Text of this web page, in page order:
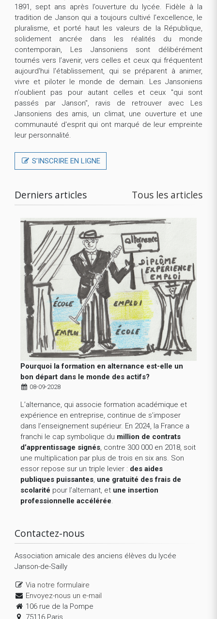
1891, sept ans après l’ouverture du lycée. Fidèle à la
tradition de Janson qui a toujours cultivé l’excellence, le
pluralisme, et porté haut les valeurs de la République,
solidement ancrée dans les réalités du monde
contemporain, Les Jansoniens sont délibérément
tournés vers l’avenir, vers celles et ceux qui fréquentent
aujourd'hui l'établissement, qui se préparent à animer,
vivre et piloter le monde de demain. Les Jansoniens
n'oublient pas pour autant celles et ceux "qui sont
passés par Janson", ravis de retrouver avec Les
Jansoniens des amis, un climat, une ouverture et une
communauté d'esprit qui ont marqué de leur empreinte
leur personnalité.
S’INSCRIRE EN LIGNE
Derniers articles Tous les articles
Pourquoi la formation en alternance est-elle un
bon départ dans le monde des actifs?
08-09-2028
L’alternance, qui associe formation académique et
expérience en entreprise, continue de s’imposer
dans l’enseignement supérieur. En 2024, la France a
franchi le cap symbolique du million de contrats
d’apprentissage signés, contre 300 000 en 2018, soit
une multiplication par plus de trois en six ans. Son
essor repose sur un triple levier : des aides
publiques puissantes, une gratuité des frais de
scolarité pour l’alternant, et une insertion
professionnelle accélérée.
Contactez-nous
Association amicale des anciens élèves du lycée
Janson-de-Sailly
Via notre formulaire
Envoyez-nous un e-mail
106 rue de la Pompe
75116 Paris